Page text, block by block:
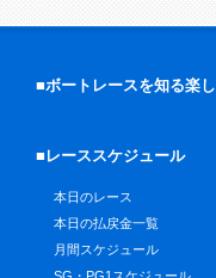
■ボートレースを知る楽
■レーススケジュール
本日のレース
本日の払戻金一覧
月間スケジュール